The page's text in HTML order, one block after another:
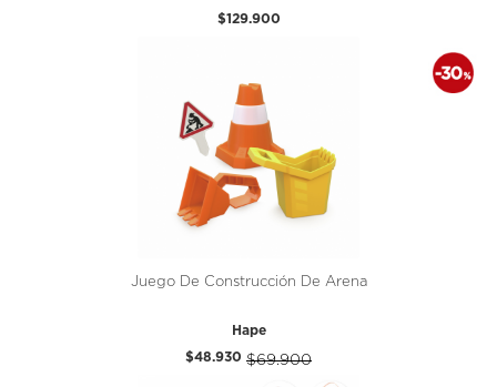
$129.900
Juego De Construcción De Arena
Hape
$48.930 $69.900